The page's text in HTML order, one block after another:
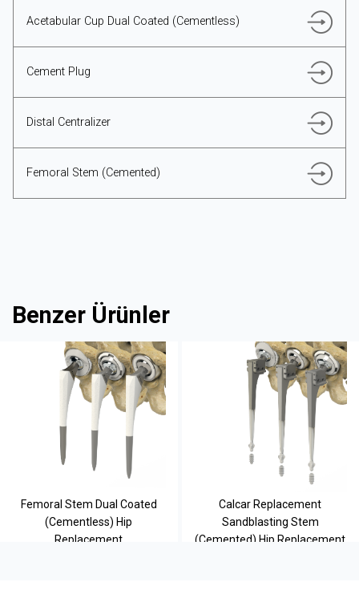
Acetabular Cup Dual Coated (Cementless)
Cement Plug
Distal Centralizer
Femoral Stem (Cemented)
Benzer Ürünler
Femoral Stem Dual Coated
(Cementless) Hip
Replacement
Calcar Replacement
Sandblasting Stem
(Cemented) Hip Replacement